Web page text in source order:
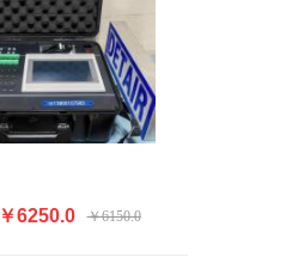
￥6250.0 ￥6150.0